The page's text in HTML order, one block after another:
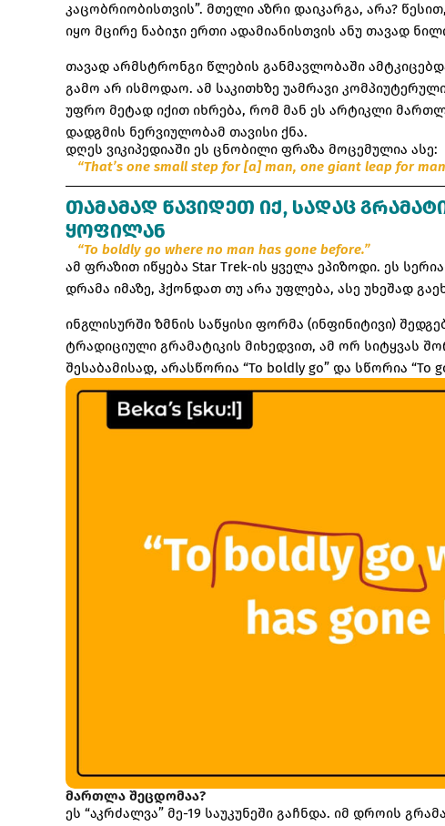
კაცობრიობისთვის”. მთელი აზრი დაიკარგა, არა?
იყო მცირე ნაბიჯი ერთი ადამიანისთვის ანუ თავად
თავად არმსტრონგი წლების განმავლობაში
გამო არ ისმოდაო. ამ საკითხზე უამრავი
უფრო მეტად იქით იხრება, რომ მან ეს არტიკლი
დადგმის ნერვიულობამ თავისი ქნა.
დღეს ვიკიპედიაში ეს ცნობილი ფრაზა მოცემულია ასე:
“That’s one small step for [a] man, one giant leap for
ᲗᲐᲛᲐᲛᲐᲓ ᲬᲐᲕᲘᲓᲔᲗ ᲘᲥ, ᲡᲐᲓᲐᲪ
ᲧᲝᲤᲘᲚᲐᲜ
“To boldly go where no man has gone before.”
ამ ფრაზით იწყება Star Trek-ის ყველა ეპიზოდი. ეს
დრამა იმაზე, ჰქონდათ თუ არა უფლება, ასე უხეშად
ინგლისურში ზმნის საწყისი ფორმა (ინფინიტივი)
ტრადიციული გრამატიკის მიხედვით, ამ ორ სიტყვას
შესაბამისად, არასწორია “To boldly go” და სწორია “To
მართლა შეცდომაა?
ეს “აკრძალვა” მე-19 საუკუნეში გაჩნდა. იმ დროის